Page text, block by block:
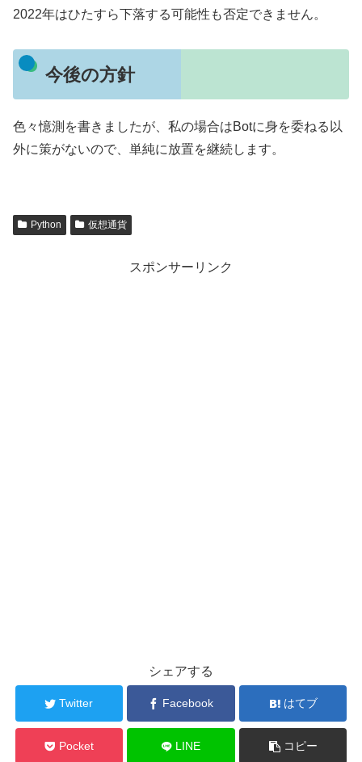
2022年はひたすら下落する可能性も否定できません。
今後の方針
色々憶測を書きましたが、私の場合はBotに身を委ねる以
外に策がないので、単純に放置を継続します。
Python 仮想通貨
スポンサーリンク
シェアする
Twitter Facebook はてブ
Pocket LINE コピー